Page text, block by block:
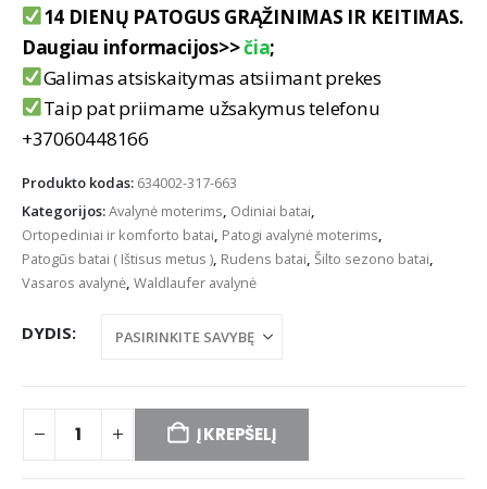
14 DIENŲ PATOGUS GRĄŽINIMAS IR KEITIMAS.
Daugiau informacijos>>čia;
Galimas atsiskaitymas atsiimant prekes
Taip pat priimame užsakymus telefonu
+37060448166
Produkto kodas: 634002-317-663
Kategorijos:Avalynė moterims, Odiniai batai,
Ortopediniai ir komforto batai, Patogi avalynė moterims,
Patogūs batai ( Ištisus metus ), Rudens batai, Šilto sezono batai,
Vasaros avalynė, Waldlaufer avalynė
DYDIS
Į KREPŠELĮ